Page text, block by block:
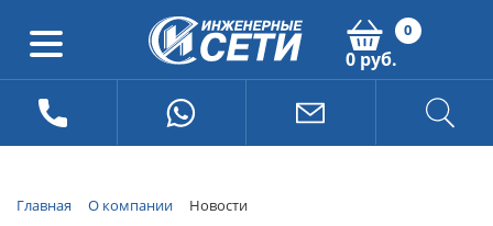
0
0 руб.
Главная О компании Новости